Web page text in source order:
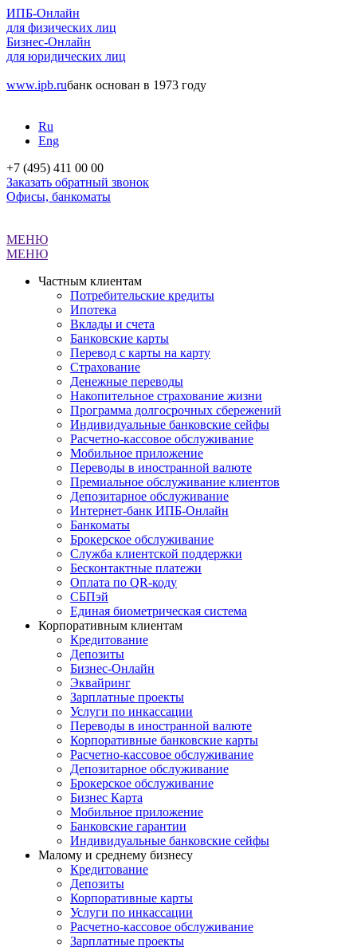
ИПБ-Онлайн
для физических лиц
Бизнес-Онлайн
для юридических лиц
www.ipb.ruбанк основан в 1973 году
Ru
Eng
+7 (495) 411 00 00
Заказать обратный звонок
Офисы, банкоматы
МЕНЮ
МЕНЮ
Частным клиентам
Потребительские кредиты
Ипотека
Вклады и счета
Банковские карты
Перевод с карты на карту
Страхование
Денежные переводы
Накопительное страхование жизни
Программа долгосрочных сбережений
Индивидуальные банковские сейфы
Расчетно-кассовое обслуживание
Мобильное приложение
Переводы в иностранной валюте
Премиальное обслуживание клиентов
Депозитарное обслуживание
Интернет-банк ИПБ-Онлайн
Банкоматы
Брокерское обслуживание
Служба клиентской поддержки
Бесконтактные платежи
Оплата по QR-коду
СБПэй
Единая биометрическая система
Корпоративным клиентам
Кредитование
Депозиты
Бизнес-Онлайн
Эквайринг
Зарплатные проекты
Услуги по инкассации
Переводы в иностранной валюте
Корпоративные банковские карты
Расчетно-кассовое обслуживание
Депозитарное обслуживание
Брокерское обслуживание
Бизнес Карта
Мобильное приложение
Банковские гарантии
Индивидуальные банковские сейфы
Малому и среднему бизнесу
Кредитование
Депозиты
Корпоративные карты
Услуги по инкассации
Расчетно-кассовое обслуживание
Зарплатные проекты